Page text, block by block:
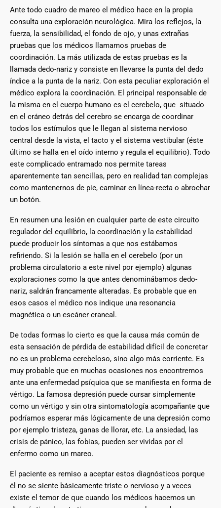
Ante todo cuadro de mareo el médico hace en la propia
consulta una exploración neurológica. Mira los reflejos, la
fuerza, la sensibilidad, el fondo de ojo, y unas extrañas
pruebas que los médicos llamamos pruebas de
coordinación. La más utilizada de estas pruebas es la
llamada dedo-nariz y consiste en llevarse la punta del dedo
índice a la punta de la nariz. Con esta peculiar exploración el
médico explora la coordinación. El principal responsable de
la misma en el cuerpo humano es el cerebelo, que situado
en el cráneo detrás del cerebro se encarga de coordinar
todos los estímulos que le llegan al sistema nervioso
central desde la vista, el tacto y el sistema vestibular (éste
último se halla en el oído interno y regula el equilibrio). Todo
este complicado entramado nos permite tareas
aparentemente tan sencillas, pero en realidad tan complejas
como mantenernos de pie, caminar en línea-recta o abrochar
un botón.
En resumen una lesión en cualquier parte de este circuito
regulador del equilibrio, la coordinación y la estabilidad
puede producir los síntomas a que nos estábamos
refiriendo. Si la lesión se halla en el cerebelo (por un
problema circulatorio a este nivel por ejemplo) algunas
exploraciones como la que antes denominábamos dedo-
nariz, saldrán francamente alteradas. Es probable que en
esos casos el médico nos indique una resonancia
magnética o un escáner craneal.
De todas formas lo cierto es que la causa más común de
esta sensación de pérdida de estabilidad difícil de concretar
no es un problema cerebeloso, sino algo más corriente. Es
muy probable que en muchas ocasiones nos encontremos
ante una enfermedad psíquica que se manifiesta en forma de
vértigo. La famosa depresión puede cursar simplemente
corno un vértigo y sin otra sintomatología acompañante que
podríamos esperar más lógicamente de una depresión como
por ejemplo tristeza, ganas de llorar, etc. La ansiedad, las
crisis de pánico, las fobias, pueden ser vividas por el
enfermo como un mareo.
El paciente es remiso a aceptar estos diagnósticos porque
él no se siente básicamente triste o nervioso y a veces
existe el temor de que cuando los médicos hacemos un